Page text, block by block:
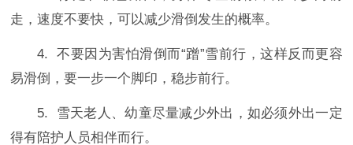
走，速度不要快，可以减少滑倒发生的概率。
4.不要因为害怕滑倒而“蹭”雪前行，这样反而更容
易滑倒，要一步一个脚印，稳步前行。
5. 雪天老人、幼童尽量减少外出，如必须外出一定
得有陪护人员相伴而行。